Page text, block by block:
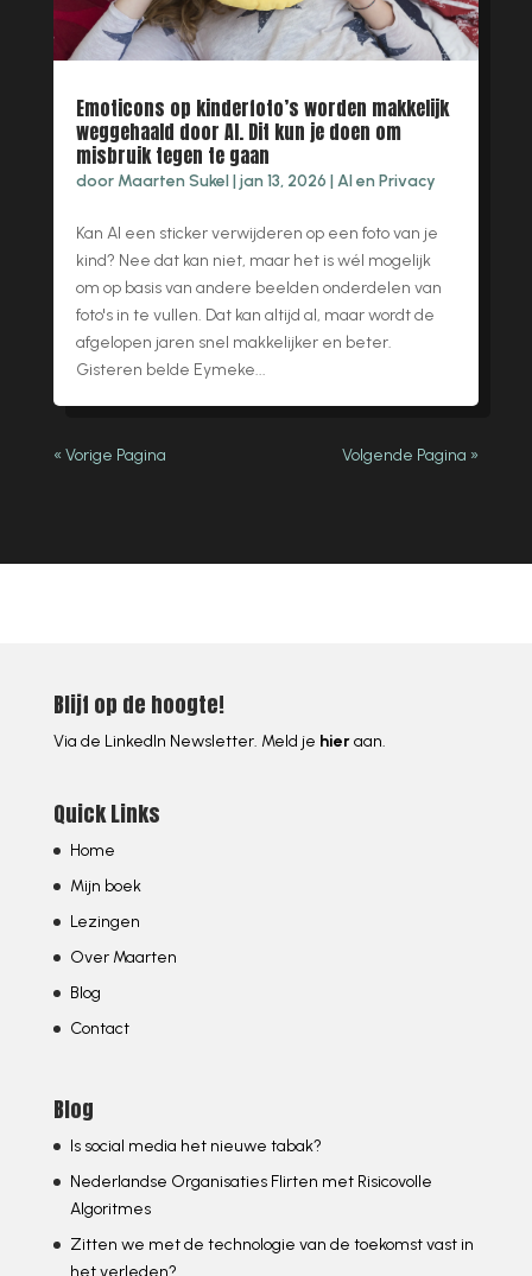
Emoticons op kinderfoto’s worden makkelijk
weggehaald door AI. Dit kun je doen om
misbruik tegen te gaan
door Maarten Sukel|jan 13, 2026 |AI en Privacy
Kan AI een sticker verwijderen op een foto van je
kind? Nee dat kan niet, maar het is wél mogelijk
om op basis van andere beelden onderdelen van
foto's in te vullen. Dat kan altijd al, maar wordt de
afgelopen jaren snel makkelijker en beter.
Gisteren belde Eymeke...
« Vorige Pagina Volgende Pagina »
Blijf op de hoogte!
Via de LinkedIn Newsletter. Meld je hieraan.
Quick Links
Home
Mijn boek
Lezingen
Over Maarten
Blog
Contact
Blog
Is social media het nieuwe tabak?
Nederlandse Organisaties Flirten met Risicovolle
Algoritmes
Zitten we met de technologie van de toekomst vast in